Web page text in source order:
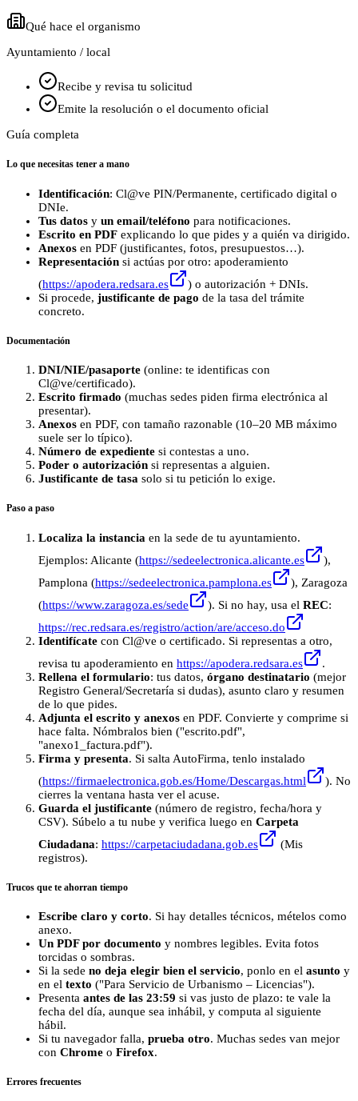
Qué hace el organismo
Ayuntamiento / local
Recibe y revisa tu solicitud
Emite la resolución o el documento oficial
Guía completa
Lo que necesitas tener a mano
Identificación: Cl@ve PIN/Permanente, certificado digital o
DNIe.
Tus datos y un email/teléfono para notificaciones.
Escrito en PDF explicando lo que pides y a quién va dirigido.
Anexos en PDF (justificantes, fotos, presupuestos…).
Representación si actúas por otro: apoderamiento
(https://apodera.redsara.es
) o autorización + DNIs.
Si procede, justificante de pago de la tasa del trámite
concreto.
Documentación
DNI/NIE/pasaporte (online: te identificas con
Cl@ve/certificado).
Escrito firmado (muchas sedes piden firma electrónica al
presentar).
Anexos en PDF, con tamaño razonable (10–20 MB máximo
suele ser lo típico).
Número de expediente si contestas a uno.
Poder o autorización si representas a alguien.
Justificante de tasa solo si tu petición lo exige.
Paso a paso
Localiza la instancia en la sede de tu ayuntamiento.
Ejemplos: Alicante (https://sedeelectronica.alicante.es
),
Pamplona (https://sedeelectronica.pamplona.es
), Zaragoza
(https://www.zaragoza.es/sede ). Si no hay, usa el REC:
https://rec.redsara.es/registro/action/are/acceso.do
Identifícate con Cl@ve o certificado. Si representas a otro,
revisa tu apoderamiento en https://apodera.redsara.es
.
Rellena el formulario: tus datos, órgano destinatario (mejor
Registro General/Secretaría si dudas), asunto claro y resumen
de lo que pides.
Adjunta el escrito y anexos en PDF. Convierte y comprime si
hace falta. Nómbralos bien ("escrito.pdf",
"anexo1_factura.pdf").
Firma y presenta. Si salta AutoFirma, tenlo instalado
(https://firmaelectronica.gob.es/Home/Descargas.html
). No
cierres la ventana hasta ver el acuse.
Guarda el justificante (número de registro, fecha/hora y
CSV). Súbelo a tu nube y verifica luego en Carpeta
Ciudadana: https://carpetaciudadana.gob.es
(Mis
registros).
Trucos que te ahorran tiempo
Escribe claro y corto. Si hay detalles técnicos, mételos como
anexo.
Un PDF por documento y nombres legibles. Evita fotos
torcidas o sombras.
Si la sede no deja elegir bien el servicio, ponlo en el asunto y
en el texto ("Para Servicio de Urbanismo – Licencias").
Presenta antes de las 23:59 si vas justo de plazo: te vale la
fecha del día, aunque sea inhábil, y computa al siguiente
hábil.
Si tu navegador falla, prueba otro. Muchas sedes van mejor
con Chrome o Firefox.
Errores frecuentes